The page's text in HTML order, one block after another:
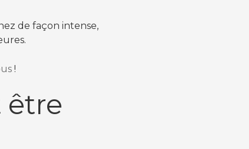
de façon intense,
!
être